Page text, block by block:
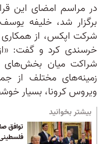
در مراسم امضای این
برگزار شد، خلیفه
شرکت اپکس، از همکاری
خرسندی کرد و گفت:
شراکت میان بخش‌های
زمینه‌های مختلف از
ویروس کرونا، بسیار
بیشتر بخوانید
توافق